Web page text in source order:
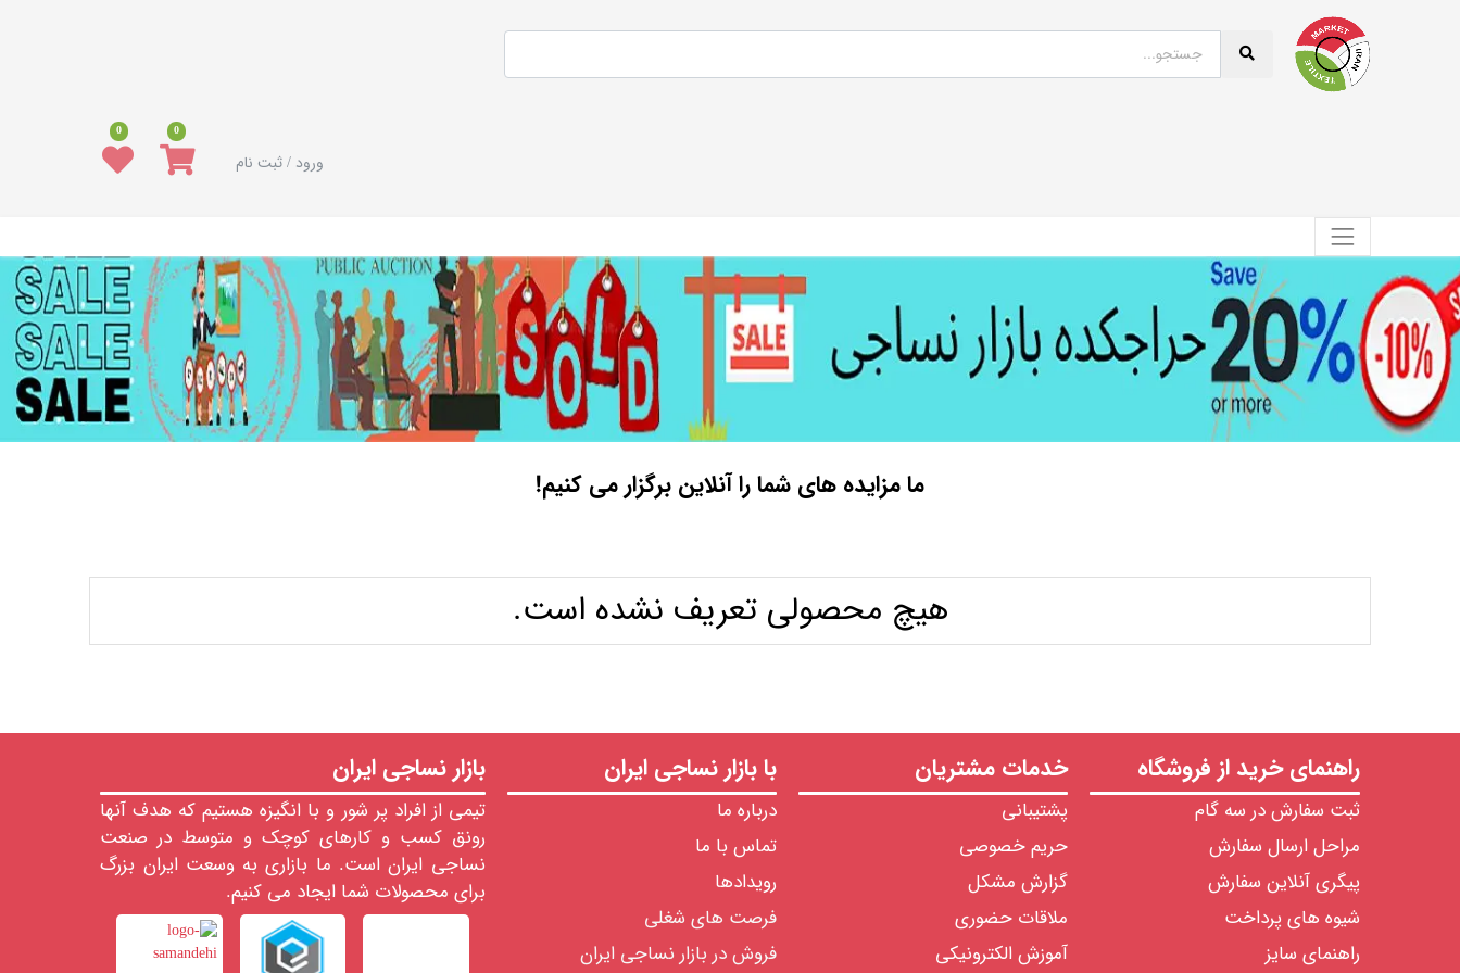
ورود / ثبت نام
0
0
ما مزایده های شما را آنلاین برگزار می کنیم!
هیچ محصولی تعریف نشده است.
راهنمای خرید از فروشگاه
ثبت سفارش در سه گام
مراحل ارسال سفارش
پیگری آنلاین سفارش
شیوه های پرداخت
راهنمای سایز
خدمات مشتریان
پشتیبانی
حریم خصوصی
گزارش مشکل
ملاقات حضوری
آموزش الکترونیکی
با بازار نساجی ایران
درباره ما
تماس با ما
رویدادها
فرصت های شغلی
فروش در بازار نساجی ایران
بازار نساجی ایران
تیمی از افراد پر شور و با انگیزه هستیم که هدف آنها
رونق کسب و کارهای کوچک و متوسط در صنعت
نساجی ایران است. ما بازاری به وسعت ایران بزرگ
برای محصولات شما ایجاد می کنیم.